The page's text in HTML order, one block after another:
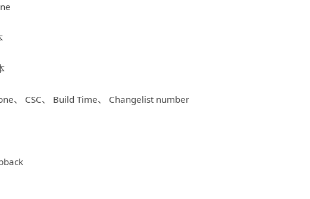
、 CSC、 Build Time、 Changelist number